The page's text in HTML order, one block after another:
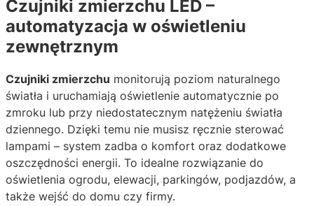
Czujniki zmierzchu LED –
automatyzacja w oświetleniu
zewnętrznym
Czujniki zmierzchu monitorują poziom naturalnego
światła i uruchamiają oświetlenie automatycznie po
zmroku lub przy niedostatecznym natężeniu światła
dziennego. Dzięki temu nie musisz ręcznie sterować
lampami – system zadba o komfort oraz dodatkowe
oszczędności energii. To idealne rozwiązanie do
oświetlenia ogrodu, elewacji, parkingów, podjazdów, a
także wejść do domu czy firmy.